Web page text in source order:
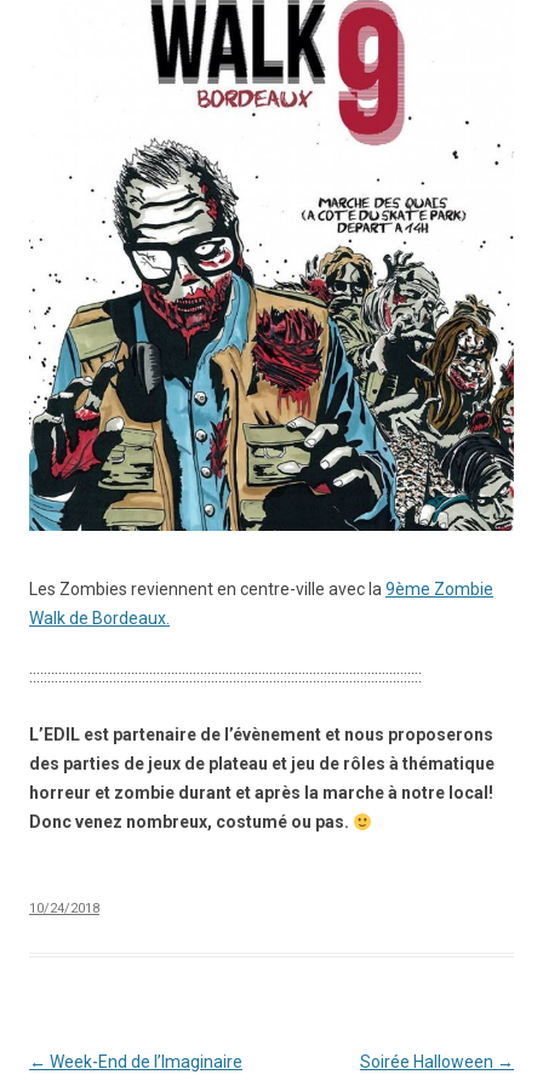
Les Zombies reviennent en centre-ville avec la 9ème Zombie
Walk de Bordeaux.
::::::::::::::::::::::::::::::::::::::::::::::::::::::::::::::::::::::::::::::::::::::::::::::::::::::::::::
L’EDIL est partenaire de l’évènement et nous proposerons
des parties de jeux de plateau et jeu de rôles à thématique
horreur et zombie durant et après la marche à notre local!
Donc venez nombreux, costumé ou pas.
10/24/2018
Navigation
← Week-End de l’Imaginaire Soirée Halloween →